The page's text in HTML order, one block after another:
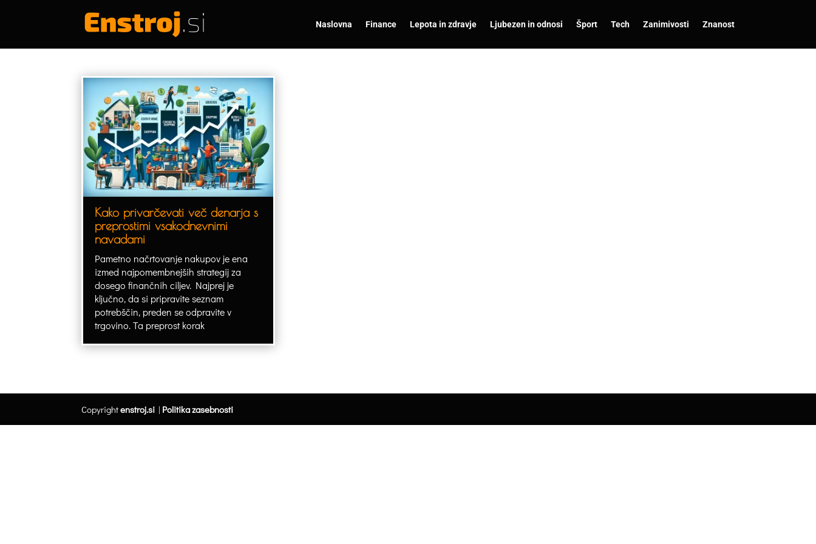
Naslovna Finance Lepota in zdravje Ljubezen in odnosi Šport Tech Zanimivosti Znanost
Kako privarčevati več denarja s
preprostimi vsakodnevnimi
navadami
Pametno načrtovanje nakupov je ena
izmed najpomembnejših strategij za
dosego finančnih ciljev. Najprej je
ključno, da si pripravite seznam
potrebščin, preden se odpravite v
trgovino. Ta preprost korak
Copyrightenstroj.si | Politika zasebnosti